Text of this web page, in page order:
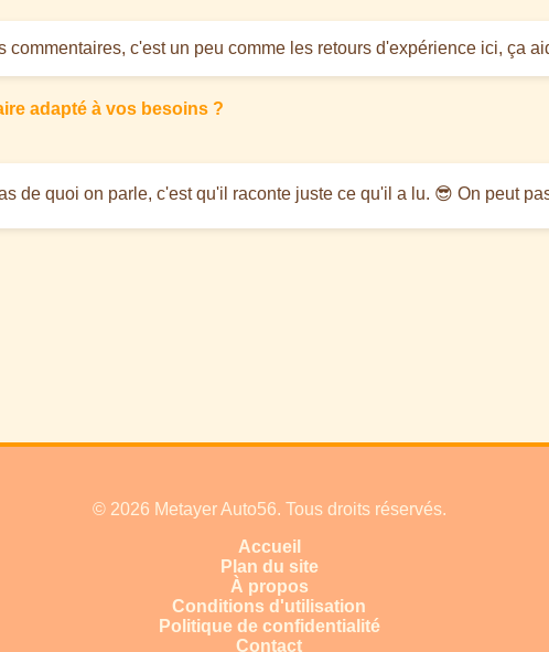
c'est un peu comme les retours d'expérience ici, ça
adapté à vos besoins ?
de quoi on parle, c'est qu'il raconte juste ce qu'il a lu. 😎 On peut
© 2026 Metayer Auto56. Tous droits réservés.
Accueil
Plan du site
À propos
Conditions d'utilisation
Politique de confidentialité
Contact